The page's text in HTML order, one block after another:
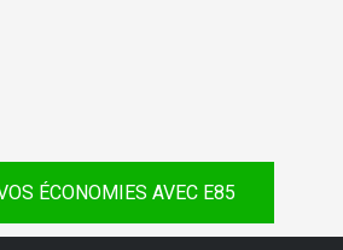
ÉCONOMIES AVEC E85